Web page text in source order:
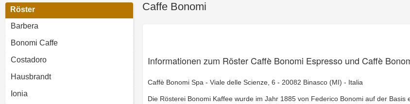
Röster
Barbera
Bonomi Caffe
Costadoro
Hausbrandt
Ionia
Caffe Bonomi
Informationen zum Röster Caffè Bonomi Espresso und Caffè
Caffè Bonomi Spa - Viale delle Scienze, 6 - 20082 Binasco (MI) - Italia
Die Rösterei Bonomi Kaffee wurde im Jahr 1885 von Federico Bonomi auf der